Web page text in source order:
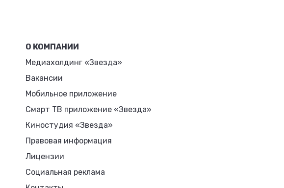
О КОМПАНИИ
Медиахолдинг «Звезда»
Вакансии
Мобильное приложение
Смарт ТВ приложение «Звезда»
Киностудия «Звезда»
Правовая информация
Лицензии
Социальная реклама